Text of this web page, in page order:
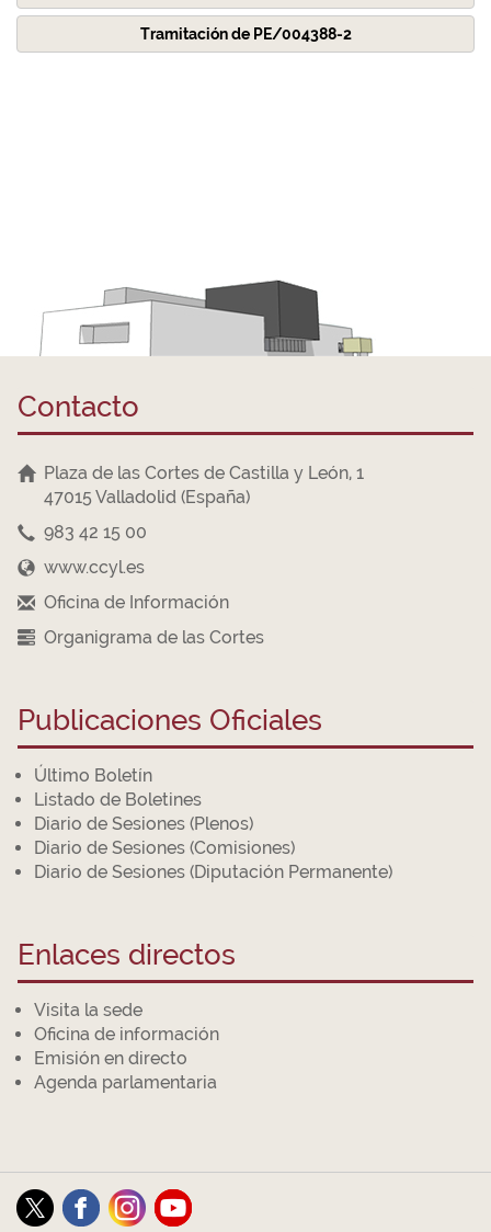
Tramitación de PE/004388-2
Contacto
Plaza de las Cortes de Castilla y León, 1
47015 Valladolid (España)
983 42 15 00
www.ccyl.es
Oficina de Información
Organigrama de las Cortes
Publicaciones Oficiales
Último Boletín
Listado de Boletines
Diario de Sesiones (Plenos)
Diario de Sesiones (Comisiones)
Diario de Sesiones (Diputación Permanente)
Enlaces directos
Visita la sede
Oficina de información
Emisión en directo
Agenda parlamentaria